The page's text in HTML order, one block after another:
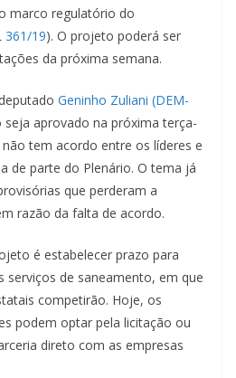
marco regulatório do
361/19). O projeto poderá ser
da próxima semana.
Geninho Zuliani (DEM-
aprovado na próxima terça-
tem acordo entre os líderes e
de parte do Plenário. O tema já
que perderam a
razão da falta de acordo.
é estabelecer prazo para
serviços de saneamento, em que
competirão. Hoje, os
podem optar pela licitação ou
direto com as empresas